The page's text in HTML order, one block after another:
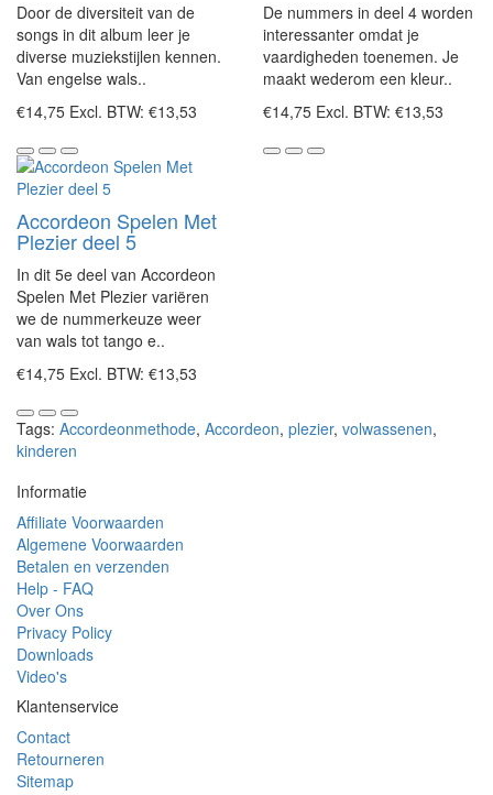
Door de diversiteit van de
songs in dit album leer je
diverse muziekstijlen kennen.
Van engelse wals..
€14,75 Excl. BTW: €13,53
De nummers in deel 4 worden
interessanter omdat je
vaardigheden toenemen. Je
maakt wederom een kleur..
€14,75 Excl. BTW: €13,53
Accordeon Spelen Met
Plezier deel 5
In dit 5e deel van Accordeon
Spelen Met Plezier variëren
we de nummerkeuze weer
van wals tot tango e..
€14,75 Excl. BTW: €13,53
Tags: Accordeonmethode, Accordeon, plezier, volwassenen,
kinderen
Informatie
Affiliate Voorwaarden
Algemene Voorwaarden
Betalen en verzenden
Help - FAQ
Over Ons
Privacy Policy
Downloads
Video's
Klantenservice
Contact
Retourneren
Sitemap